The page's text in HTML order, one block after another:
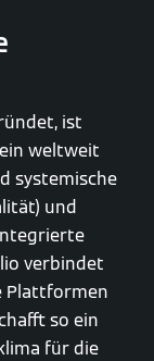
ist
weltweit
systemische
und
verbindet
Plattformen
so ein
für die